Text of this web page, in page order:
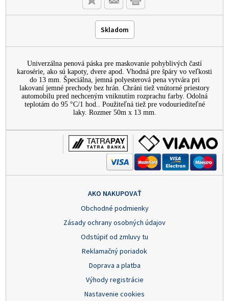
Skladom
Univerzálna penová páska pre maskovanie pohyblivých častí
karosérie, ako sú kapoty, dvere apod. Vhodná pre špáry vo veľkosti
do 13 mm. Špeciálna, jemná polyesterová pena vytvára pri
lakovaní jemné prechody bez hrán. Chráni tiež vnútorné priestory
automobilu pred nechceným vniknutím rozprachu farby. Odolná
teplotám do 95 °C/1 hod.. Použiteľná tiež pre vodouriediteľné
laky. Rozmer 50m x 13 mm.
AKO NAKUPOVAŤ
Obchodné podmienky
Zásady ochrany osobných údajov
Odstúpiť od zmluvy tu
Reklamačný poriadok
Doprava a platba
Výhody registrácie
Nastavenie cookies